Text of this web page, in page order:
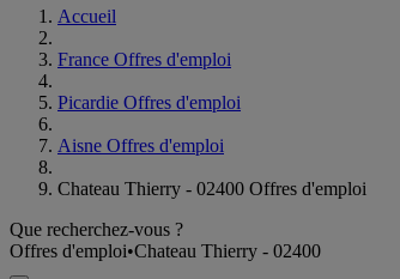
Accueil
France Offres d'emploi
Picardie Offres d'emploi
Aisne Offres d'emploi
Chateau Thierry - 02400 Offres d'emploi
Que recherchez-vous ?
Offres d'emploi•Chateau Thierry - 02400